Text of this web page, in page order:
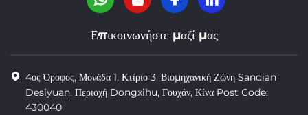
Επικοινωνήστε μαζί μας
4ος Όροφος, Μονάδα 1, Κτίριο 3, Βιομηχανική Ζώνη Sandian
Desiyuan, Περιοχή Dongxihu, Γουχάν, Κίνα Post Code:
430040